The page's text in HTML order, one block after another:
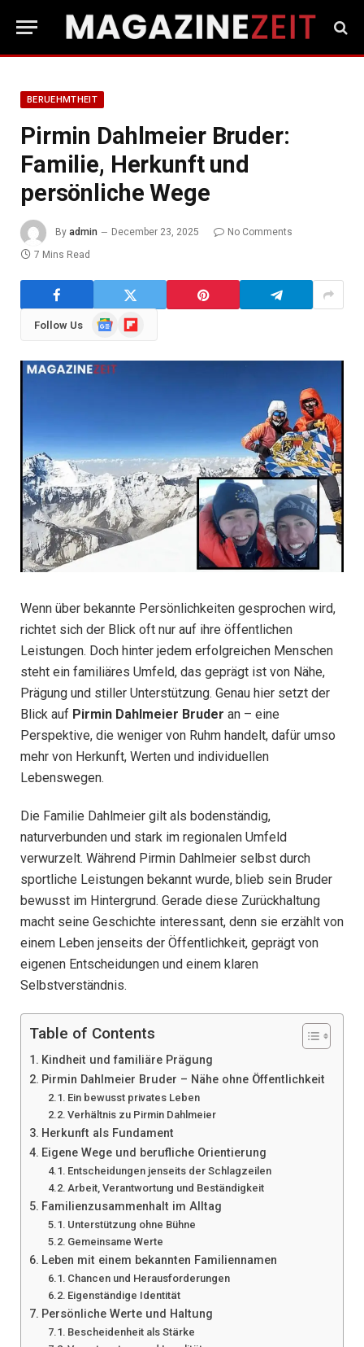
BERUEHMTHEIT
Pirmin Dahlmeier Bruder:
Familie, Herkunft und
persönliche Wege
By admin December 23, 2025
No Comments
7 Mins Read
Follow Us
GoogleFlipboard
Wenn über bekannte Persönlichkeiten gesprochen wird,
richtet sich der Blick oft nur auf ihre öffentlichen
Leistungen. Doch hinter jedem erfolgreichen Menschen
steht ein familiäres Umfeld, das geprägt ist von Nähe,
Prägung und stiller Unterstützung. Genau hier setzt der
Blick auf Pirmin Dahlmeier Bruder an – eine
Perspektive, die weniger von Ruhm handelt, dafür umso
mehr von Herkunft, Werten und individuellen
Lebenswegen.
Die Familie Dahlmeier gilt als bodenständig,
naturverbunden und stark im regionalen Umfeld
verwurzelt. Während Pirmin Dahlmeier selbst durch
sportliche Leistungen bekannt wurde, blieb sein Bruder
bewusst im Hintergrund. Gerade diese Zurückhaltung
macht seine Geschichte interessant, denn sie erzählt von
einem Leben jenseits der Öffentlichkeit, geprägt von
eigenen Entscheidungen und einem klaren
Selbstverständnis.
Table of Contents
Kindheit und familiäre Prägung
Pirmin Dahlmeier Bruder – Nähe ohne Öffentlichkeit
Ein bewusst privates Leben
Verhältnis zu Pirmin Dahlmeier
Herkunft als Fundament
Eigene Wege und berufliche Orientierung
Entscheidungen jenseits der Schlagzeilen
Arbeit, Verantwortung und Beständigkeit
Familienzusammenhalt im Alltag
Unterstützung ohne Bühne
Gemeinsame Werte
Leben mit einem bekannten Familiennamen
Chancen und Herausforderungen
Eigenständige Identität
Persönliche Werte und Haltung
Bescheidenheit als Stärke